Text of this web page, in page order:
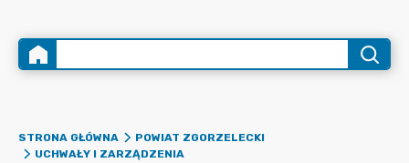
STRONA GŁÓWNA
POWIAT ZGORZELECKI
UCHWAŁY I ZARZĄDZENIA